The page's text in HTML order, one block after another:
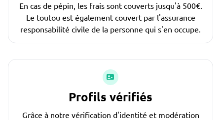
En cas de pépin, les frais sont couverts jusqu'à 500€.
Le toutou est également couvert par l'assurance
responsabilité civile de la personne qui s'en occupe.
Profils vérifiés
Grâce à notre vérification d'identité et modération